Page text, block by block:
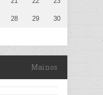
28 29 30
Mainos